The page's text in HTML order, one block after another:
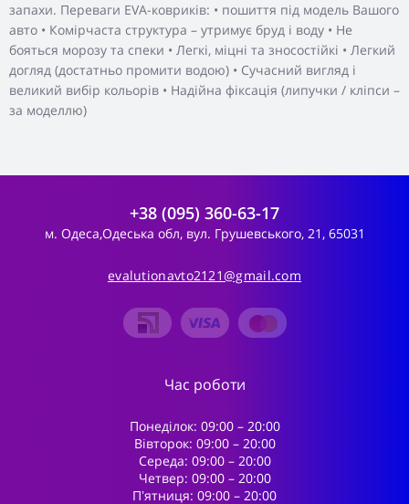
запахи. Переваги EVA-ковриків: • пошиття під модель Вашого
авто • Комірчаста структура – утримує бруд і воду • Не
бояться морозу та спеки • Легкі, міцні та зносостійкі • Легкий
догляд (достатньо промити водою) • Сучасний вигляд і
великий вибір кольорів • Надійна фіксація (липучки / кліпси –
за моделлю)
+38 (095) 360-63-17
м. Одеса,Одеська обл, вул. Грушевського, 21, 65031
evalutionavto2121@gmail.com
Час роботи
Понеділок: 09:00 – 20:00
Вівторок: 09:00 – 20:00
Середа: 09:00 – 20:00
Четвер: 09:00 – 20:00
Пʼятниця: 09:00 – 20:00